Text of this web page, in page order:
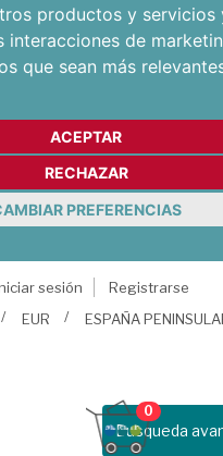
productos y servicios
interacciones de
que sean más
ACEPTAR
RECHAZAR
PREFERENCIAS
sesión
Registrarse
EUR ESPAÑA
Busqueda
0